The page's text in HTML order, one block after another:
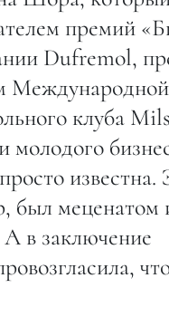
премий
Dufremol,
Международной
клуба
молодого
известна.
был меценатом
А в заключение